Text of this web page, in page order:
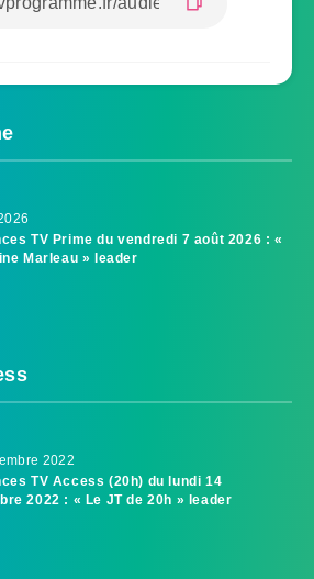
TV Prime du vendredi 7 août 2026 : «
Marleau » leader
2022
TV Access (20h) du lundi 14
2022 : « Le JT de 20h » leader